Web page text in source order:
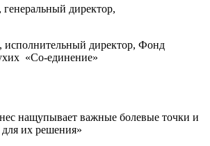
, генеральный директор,
, исполнительный директор, Фонд
«Со-единение»
нащупывает важные болевые точки и
для их решения»